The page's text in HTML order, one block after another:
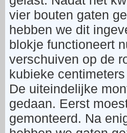
vier bouten gaten
hebben we dit
blokje functioneert
verschuiven op de
kubieke
De uiteindelijke
gedaan. Eerst
gemonteerd. Na